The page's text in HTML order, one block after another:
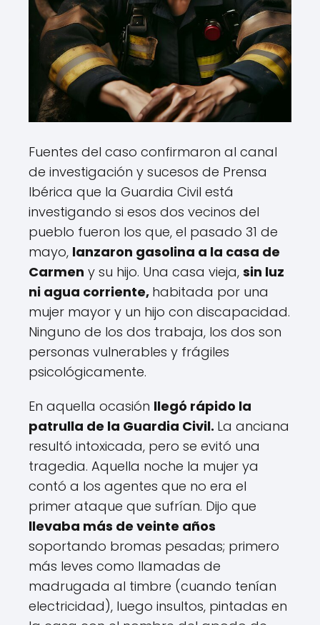
Fuentes del caso confirmaron al canal
de investigación y sucesos de Prensa
Ibérica que la Guardia Civil está
investigando si esos dos vecinos del
pueblo fueron los que, el pasado 31 de
mayo, lanzaron gasolina a la casa de
Carmen y su hijo. Una casa vieja, sin luz
ni agua corriente, habitada por una
mujer mayor y un hijo con discapacidad.
Ninguno de los dos trabaja, los dos son
personas vulnerables y frágiles
psicológicamente.
En aquella ocasión llegó rápido la
patrulla de la Guardia Civil. La anciana
resultó intoxicada, pero se evitó una
tragedia. Aquella noche la mujer ya
contó a los agentes que no era el
primer ataque que sufrían. Dijo que
llevaba más de veinte años
soportando bromas pesadas; primero
más leves como llamadas de
madrugada al timbre (cuando tenían
electricidad), luego insultos, pintadas en